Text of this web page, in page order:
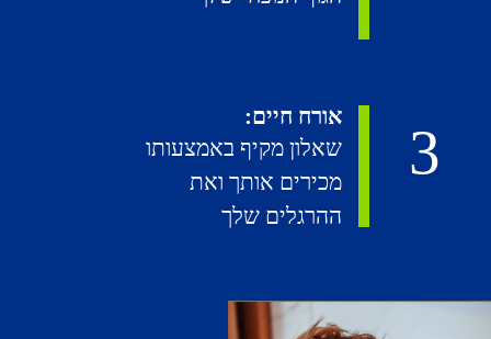
3
אורח חיים:
שאלון מקיף באמצעותו
מכירים אותך ואת
ההרגלים שלך